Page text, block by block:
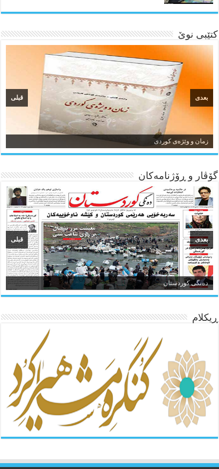
کتێبی نوێ
زمان و وێژەی کوردی
قبلی بعدی
گۆڤار و ڕۆژنامه‌کان
ده‌نگی کوردستان
ئاژانسی هەواڵی مێهر
قبلی بعدی
ڕیکلام